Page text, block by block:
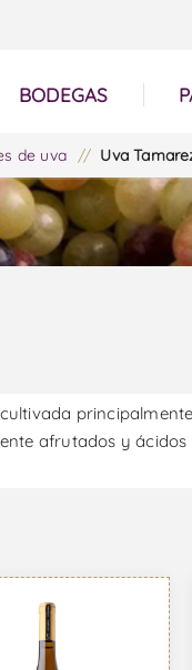
BODEGAS
de uva / Uva
afrutados y